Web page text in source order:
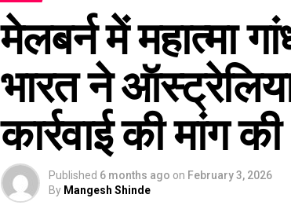
मेलबर्न में महात्मा
भारत ने
कार्रवाई की मांग की
Published 6 months ago on February 3, 2026
By Mangesh Shinde